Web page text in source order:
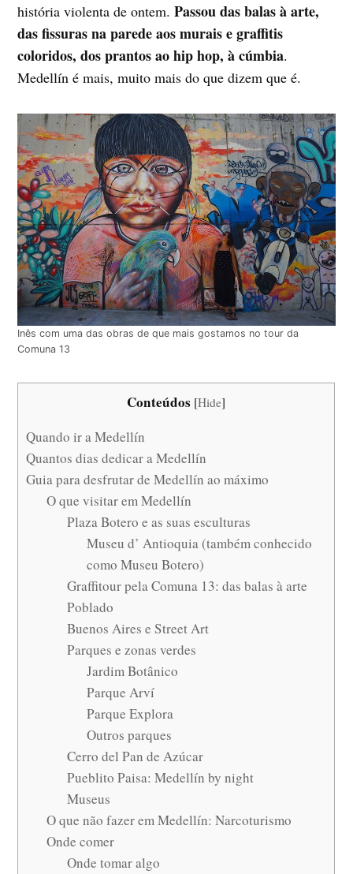
história violenta de ontem.Passou das balas à arte,
das fissuras na parede aos murais e graffitis
coloridos, dos prantos ao hip hop, à cúmbia.
Medellín é mais, muito mais do que dizem que é.
Inês com uma das obras de que mais gostamos no tour da
Comuna 13
Conteúdos [Hide]
Quando ir a Medellín
Quantos dias dedicar a Medellín
Guia para desfrutar de Medellín ao máximo
O que visitar em Medellín
Plaza Botero e as suas esculturas
Museu d’ Antioquia (também conhecido
como Museu Botero)
Graffitour pela Comuna 13: das balas à arte
Poblado
Buenos Aires e Street Art
Parques e zonas verdes
Jardim Botânico
Parque Arví
Parque Explora
Outros parques
Cerro del Pan de Azúcar
Pueblito Paisa: Medellín by night
Museus
O que não fazer em Medellín: Narcoturismo
Onde comer
Onde tomar algo